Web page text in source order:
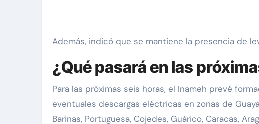
Además, indicó que se mantiene la presencia de
¿Qué pasará en las
Para las próximas seis horas, el Inameh prevé
eventuales descargas eléctricas en zonas de
Barinas, Portuguesa, Cojedes, Guárico, Caracas,